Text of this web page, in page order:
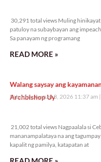
30,291 total views Muling
patuloy na subaybayan ang
Sa panayam ng programang
READ MORE »
Walang saysay ang
Archbishop Uy
Saturday, August 8, 2026 11:37 am
21,002 total views Nagpaalala si
mananampalataya na ang
kapalit ng pamilya, katapatan at